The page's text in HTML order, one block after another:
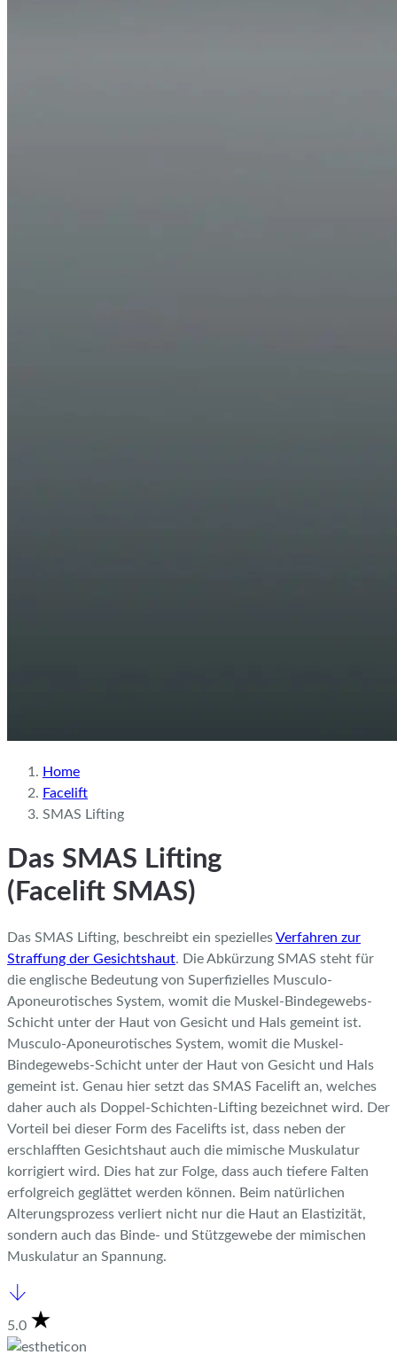
Home
Facelift
SMAS Lifting
Das SMAS Lifting
(Facelift SMAS)
Das SMAS Lifting, beschreibt ein speziellesVerfahren zur
Straffung der Gesichtshaut. Die Abkürzung SMAS steht für
die englische Bedeutung von Superfizielles Musculo-
Aponeurotisches System, womit die Muskel-Bindegewebs-
Schicht unter der Haut von Gesicht und Hals gemeint ist.
Musculo-Aponeurotisches System, womit die Muskel-
Bindegewebs-Schicht unter der Haut von Gesicht und Hals
gemeint ist. Genau hier setzt das SMAS Facelift an, welches
daher auch als Doppel-Schichten-Lifting bezeichnet wird. Der
Vorteil bei dieser Form des Facelifts ist, dass neben der
erschlafften Gesichtshaut auch die mimische Muskulatur
korrigiert wird. Dies hat zur Folge, dass auch tiefere Falten
erfolgreich geglättet werden können. Beim natürlichen
Alterungsprozess verliert nicht nur die Haut an Elastizität,
sondern auch das Binde- und Stützgewebe der mimischen
Muskulatur an Spannung.
5.0